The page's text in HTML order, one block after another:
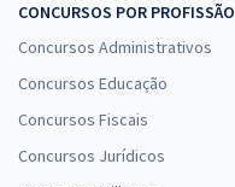
CONCURSOS POR PROFISSÃO
Concursos Administrativos
Concursos Educação
Concursos Fiscais
Concursos Jurídicos